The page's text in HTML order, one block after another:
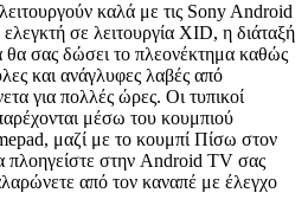
καλά με τις Sony Android
σε λειτουργία XID, η διάταξή
θα σας δώσει το πλεονέκτημα καθώς
και ανάγλυφες λαβές από
για πολλές ώρες. Οι τυπικοί
μέσω του κουμπιού
μαζί με το κουμπί Πίσω στον
πλοηγείστε στην Android TV σας
από τον καναπέ με έλεγχο